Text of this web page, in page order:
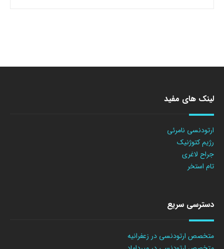
لینک های مفید
ارتودنسی نامرئی
رژیم کتوژنیک
جراح لاغری
تام استخر
دسترسی سریع
متخصص ارتودنسی در زعفرانیه